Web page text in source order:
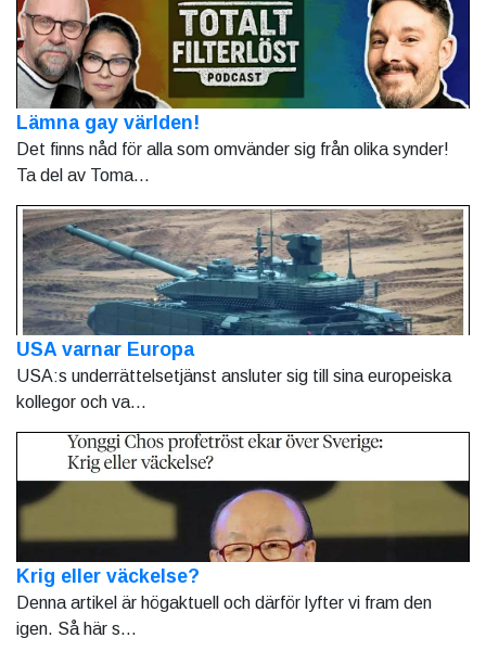
Lämna gay världen!
Det finns nåd för alla som omvänder sig från olika synder!
Ta del av Toma...
USA varnar Europa
USA:s underrättelsetjänst ansluter sig till sina europeiska
kollegor och va...
Krig eller väckelse?
Denna artikel är högaktuell och därför lyfter vi fram den
igen. Så här s...